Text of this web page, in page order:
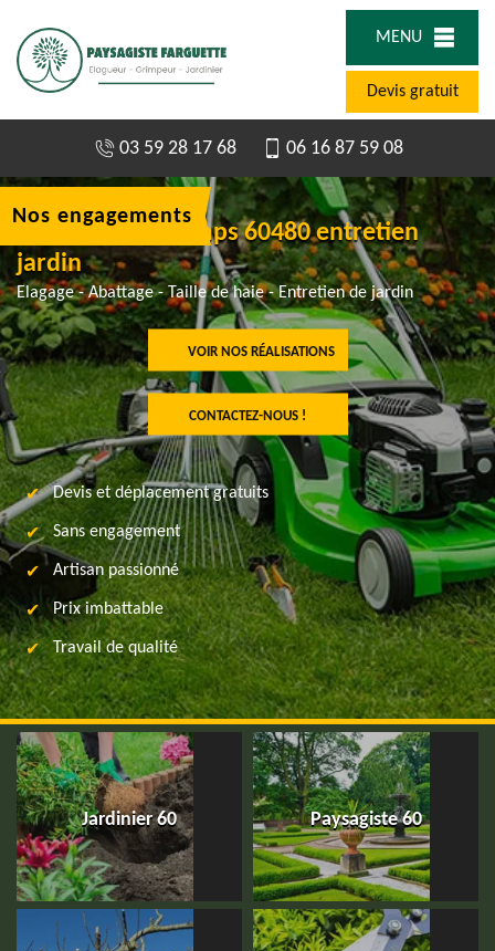
MENU
Devis gratuit
03 59 28 17 68 06 16 87 59 08
Jardinier à Bucamps 60480 entretien
jardin
Elagage - Abattage - Taille de haie - Entretien de jardin
VOIR NOS RÉALISATIONS
CONTACTEZ-NOUS !
Nos engagements
Devis et déplacement gratuits
Sans engagement
Artisan passionné
Prix imbattable
Travail de qualité
Jardinier 60 Paysagiste 60